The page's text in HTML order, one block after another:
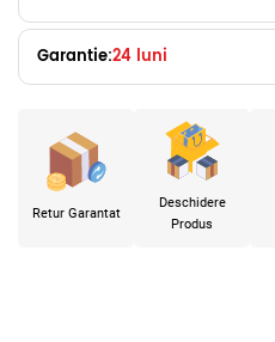
Garantie:24 luni
Retur Garantat
Deschidere
Produs